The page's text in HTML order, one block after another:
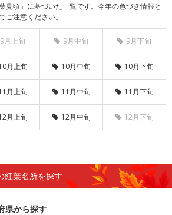
頃」に基づいた一覧です。今年の色づき情報と
ご注意ください。
9月上旬 9月中旬 9月下旬
月上旬 10月中旬 10月下旬
月上旬 11月中旬 11月下旬
月上旬 12月中旬 12月下旬
紅葉名所を探す
県から探す